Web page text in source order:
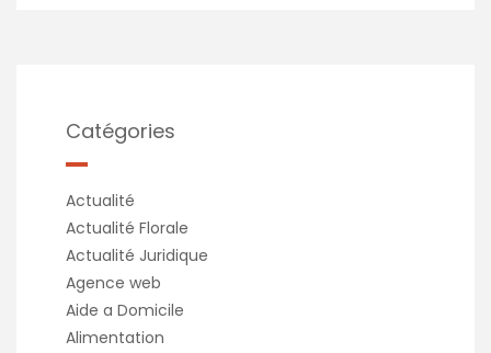
Catégories
Actualité
Actualité Florale
Actualité Juridique
Agence web
Aide a Domicile
Alimentation